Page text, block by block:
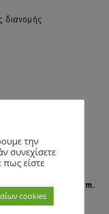
την
συνεχίσετε
πως είστε
cookies